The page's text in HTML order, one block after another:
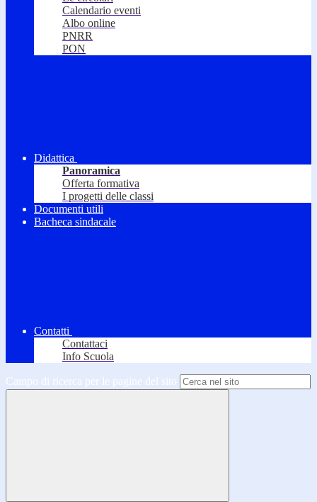
Calendario eventi
Albo online
PNRR
PON
Didattica
Panoramica
Offerta formativa
I progetti delle classi
Documenti utili
Bacheca sindacale
Contatti
Contattaci
Info Scuola
Campo di ricerca per le pagine del sito